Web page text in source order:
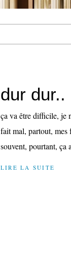
dur dur..
ça va être difficile, je
fait mal, partout, mes
souvent, pourtant, ça
LIRE LA SUITE